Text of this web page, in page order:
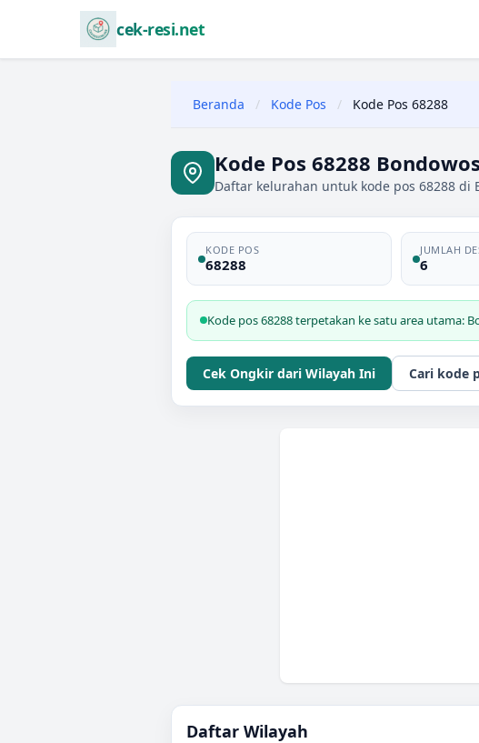
cek-resi.net
Beranda / Kode Pos / Kode Pos 68288
Kode Pos 68288
Daftar kelurahan untuk kode pos 68288 di
KODE POS
68288
JUMLAH
6
Kode pos 68288 terpetakan ke satu area utama:
Cek Ongkir dari Wilayah Ini Cari kode
Daftar Wilayah